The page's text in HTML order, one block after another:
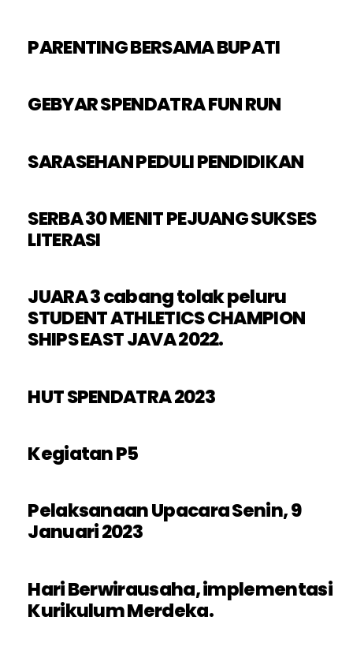
PARENTING BERSAMA BUPATI
GEBYAR SPENDATRA FUN RUN
SARASEHAN PEDULI PENDIDIKAN
SERBA 30 MENIT PEJUANG SUKSES
LITERASI
JUARA 3 cabang tolak peluru
STUDENT ATHLETICS CHAMPION
SHIPS EAST JAVA 2022.
HUT SPENDATRA 2023
Kegiatan P5
Pelaksanaan Upacara Senin, 9
Januari 2023
Hari Berwirausaha, implementasi
Kurikulum Merdeka.